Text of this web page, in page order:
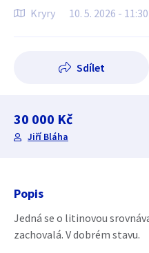
Kryry 10. 5. 2026 - 11:30
Sdílet
30 000 Kč
Jiří Bláha
Popis
Jedná se o litinovou
zachovalá. V dobrém stavu.